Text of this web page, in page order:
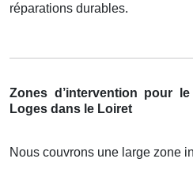
réparations durables.
Zones d’intervention pour
Loges dans le Loiret
Nous couvrons une large zone